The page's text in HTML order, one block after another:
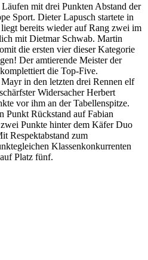
mit drei Punkten Abstand der
Sport. Dieter Lapusch startete in
bereits wieder auf Rang zwei im
mit Dietmar Schwab. Martin
die ersten vier dieser Kategorie
Der amtierende Meister der
die Top-Five.
in den letzten drei Rennen elf
Widersacher Herbert
vor ihm an der Tabellenspitze.
Punkt Rückstand auf Fabian
Punkte hinter dem Käfer Duo
Respektabstand zum
Klassenkonkurrenten
Platz fünf.